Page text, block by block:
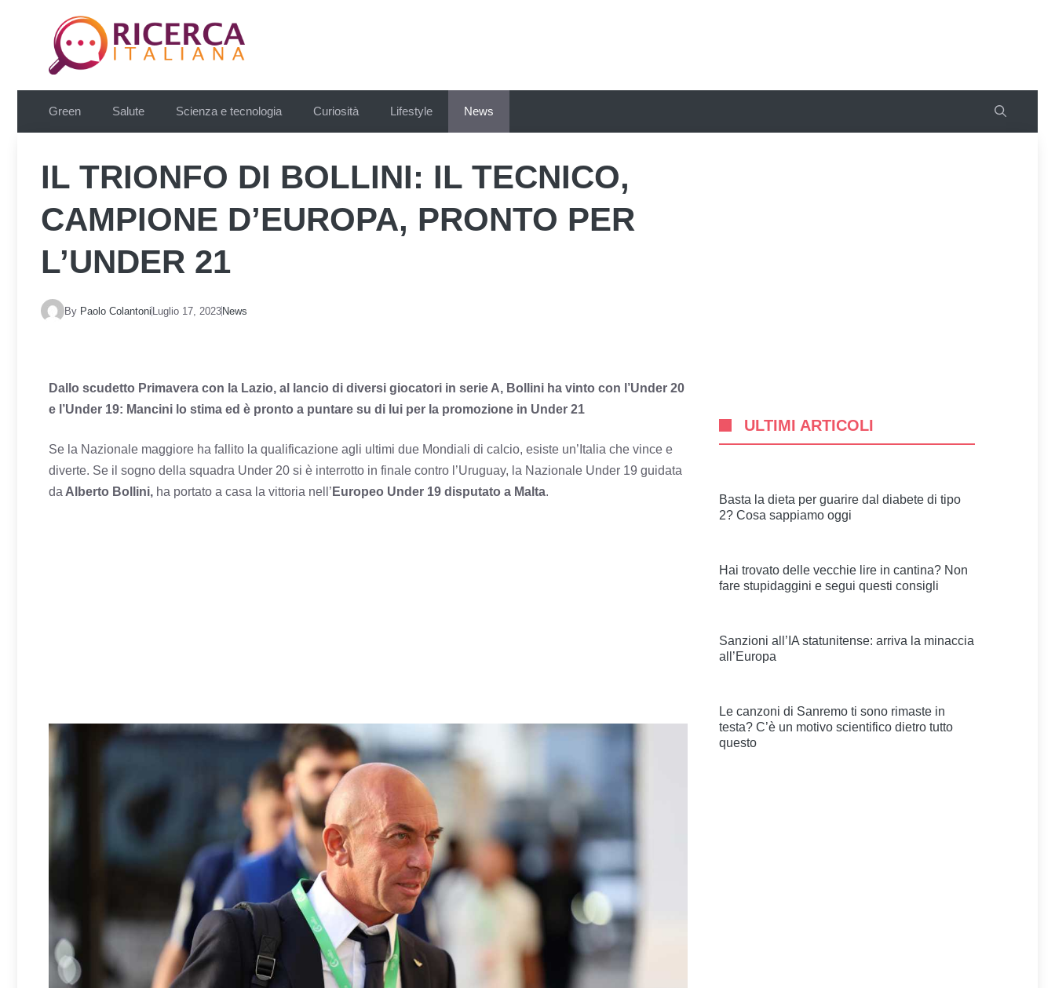
Green Salute Scienza e tecnologia Curiosità Lifestyle News
IL TRIONFO DI BOLLINI: IL TECNICO,
CAMPIONE D’EUROPA, PRONTO PER
L’UNDER 21
By Paolo Colantoni Luglio 17, 2023News
Dallo scudetto Primavera con la Lazio, al lancio di diversi giocatori in serie A, Bollini ha vinto con l’Under 20
e l’Under 19: Mancini lo stima ed è pronto a puntare su di lui per la promozione in Under 21
Se la Nazionale maggiore ha fallito la qualificazione agli ultimi due Mondiali di calcio, esiste un’Italia che vince e
diverte. Se il sogno della squadra Under 20 si è interrotto in finale contro l’Uruguay, la Nazionale Under 19 guidata
da Alberto Bollini, ha portato a casa la vittoria nell’ Europeo Under 19 disputato a Malta.
ULTIMI ARTICOLI
Basta la dieta per guarire dal diabete di tipo
2? Cosa sappiamo oggi
Hai trovato delle vecchie lire in cantina? Non
fare stupidaggini e segui questi consigli
Sanzioni all’IA statunitense: arriva la minaccia
all’Europa
Le canzoni di Sanremo ti sono rimaste in
testa? C’è un motivo scientifico dietro tutto
questo